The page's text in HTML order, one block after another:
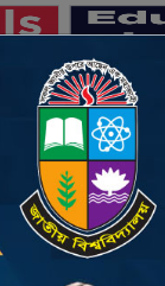
ভর্তি আবেদন বিজ্ঞপ্তি